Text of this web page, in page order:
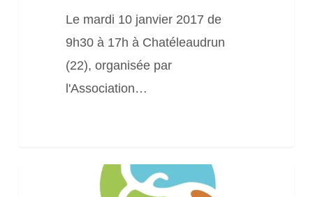
Le mardi 10 janvier 2017 de
9h30 à 17h à Chatéleaudrun
(22), organisée par
l'Association…